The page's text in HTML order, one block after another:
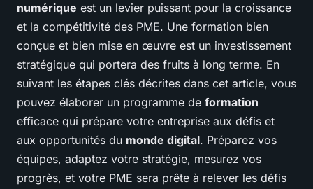
numérique est un levier puissant pour la croissance
et la compétitivité des PME. Une formation bien
conçue et bien mise en œuvre est un investissement
stratégique qui portera des fruits à long terme. En
suivant les étapes clés décrites dans cet article, vous
pouvez élaborer un programme de formation
efficace qui prépare votre entreprise aux défis et
aux opportunités du monde digital. Préparez vos
équipes, adaptez votre stratégie, mesurez vos
progrès, et votre PME sera prête à relever les défis